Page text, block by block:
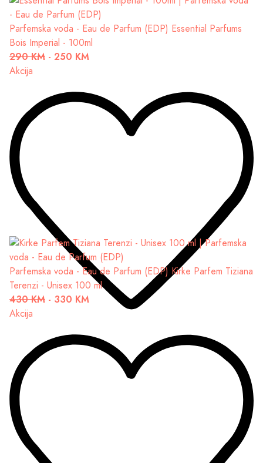
Parfemska voda - Eau de Parfum (EDP) Essential Parfums
Bois Imperial - 100ml
290 KM - 250 KM
Akcija
Parfemska voda - Eau de Parfum (EDP) Kirke Parfem Tiziana
Terenzi - Unisex 100 ml
430 KM - 330 KM
Akcija